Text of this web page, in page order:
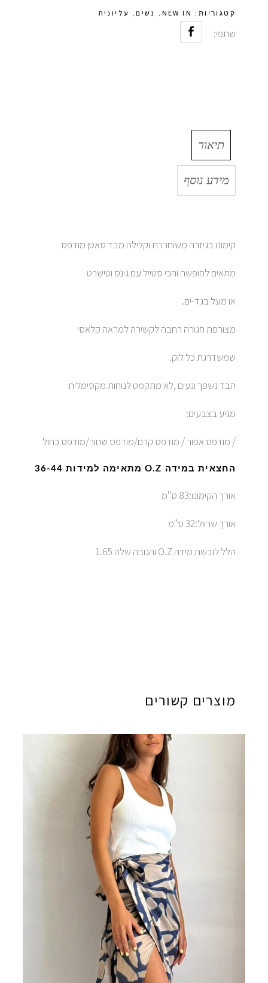
קטגוריות: NEW IN נשים, עליונית
שתפי:
תיאור
מידע נוסף
קימונו בגיזרה משוחררת וקלילה מבד סאטן מודפס
מתאים לחופשה והכי סטייל עם גינס וטישרט
או מעל בגד-ים.
מצורפת חגורה רחבה לקשירה למראה קלאסי
שמשדרגת כל לוק.
הבד נשפך ונעים ,לא מתקמט לנוחות מקסימלית
מגיע בצבעים:
/ מודפס אפור / מודפס קרם/מודפס שחור/מודפס כחול
החצאית במידה O.Z מתאימה למידות 36-44
אורך הקימונו:83 ס"מ
אורך שרוול:32 ס"מ
הלל לובשת מידה O.Z והגובה שלה 1.65
מוצרים קשורים